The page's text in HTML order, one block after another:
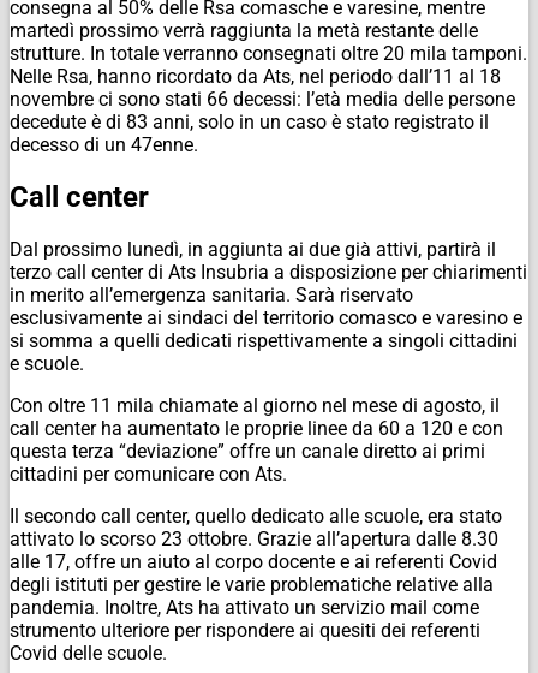
consegna al 50% delle Rsa comasche e varesine, mentre
martedì prossimo verrà raggiunta la metà restante delle
strutture. In totale verranno consegnati oltre 20 mila tamponi.
Nelle Rsa, hanno ricordato da Ats, nel periodo dall’11 al 18
novembre ci sono stati 66 decessi: l’età media delle persone
decedute è di 83 anni, solo in un caso è stato registrato il
decesso di un 47enne.
Call center
Dal prossimo lunedì, in aggiunta ai due già attivi, partirà il
terzo call center di Ats Insubria a disposizione per chiarimenti
in merito all’emergenza sanitaria. Sarà riservato
esclusivamente ai sindaci del territorio comasco e varesino e
si somma a quelli dedicati rispettivamente a singoli cittadini
e scuole.
Con oltre 11 mila chiamate al giorno nel mese di agosto, il
call center ha aumentato le proprie linee da 60 a 120 e con
questa terza “deviazione” offre un canale diretto ai primi
cittadini per comunicare con Ats.
Il secondo call center, quello dedicato alle scuole, era stato
attivato lo scorso 23 ottobre. Grazie all’apertura dalle 8.30
alle 17, offre un aiuto al corpo docente e ai referenti Covid
degli istituti per gestire le varie problematiche relative alla
pandemia. Inoltre, Ats ha attivato un servizio mail come
strumento ulteriore per rispondere ai quesiti dei referenti
Covid delle scuole.